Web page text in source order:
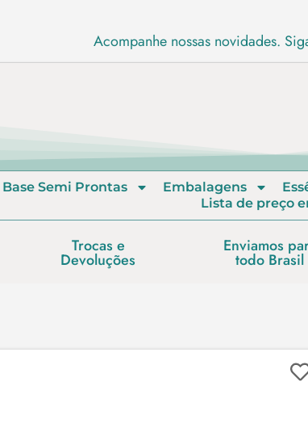
Acompanhe nossas novidades.
Base Semi Prontas Embalagens
Lista de preço
Trocas e
Devoluções
Enviamos
todo Brasil